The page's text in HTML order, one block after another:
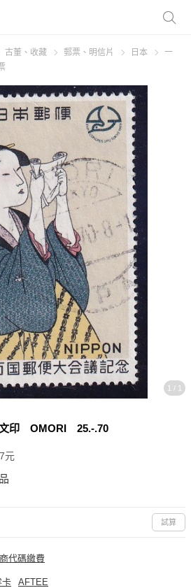
古董、收藏 郵票、明信片 日本
一
1 / 1
印 OMORI 25.-.70
元
試算
代碼繳費
卡 AFTEE